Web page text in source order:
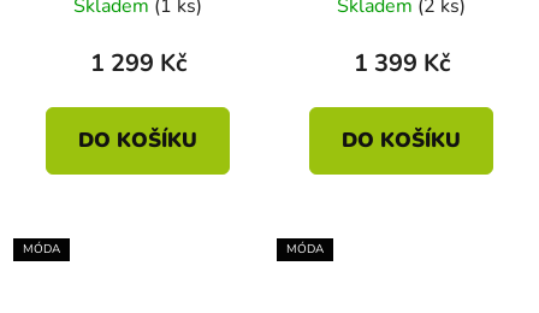
Skladem (1 ks)
1 299 Kč
DO KOŠÍKU
Skladem (2 ks)
1 399 Kč
DO KOŠÍKU
MÓDA MÓDA